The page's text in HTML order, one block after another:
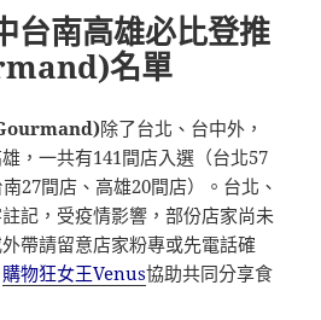
台南高雄必比登推
名單
除了台北、台中外，
，一共有141間店入選（台北57
27間店、高雄20間店）。台北、
記，受疫情影響，部份店家尚未
帶請留意店家粉專或先電話確
購物狂女王Venus協助共同分享食